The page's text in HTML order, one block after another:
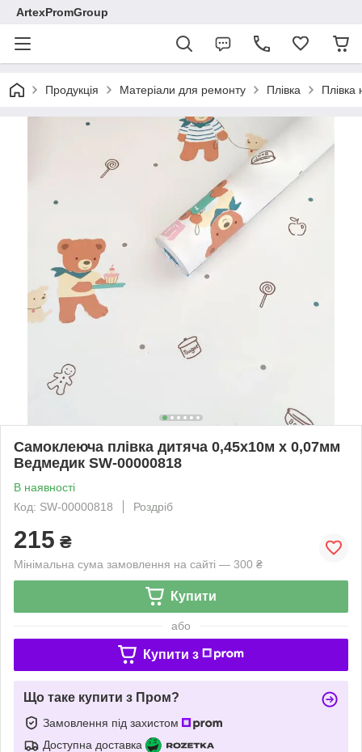
ArtexPromGroup
Продукція Матеріали для ремонту Плівка
Самоклеюча плівка дитяча 0,45х10м х 0,07мм
Ведмедик SW-00000818
В наявності
Код: SW-00000818
Роздріб
215 ₴
Мінімальна сума замовлення на сайті — 300 ₴
Купити
або
Купити з
Що таке купити з Пром?
Замовлення під захистом
Доступна доставка